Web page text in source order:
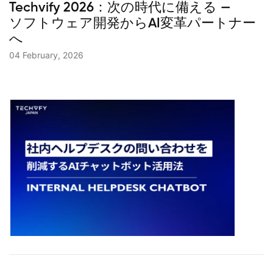
Techvify 2026：次の時代に備える —
ソフトウェア開発からAI変革パートナー
へ
04 February, 2026